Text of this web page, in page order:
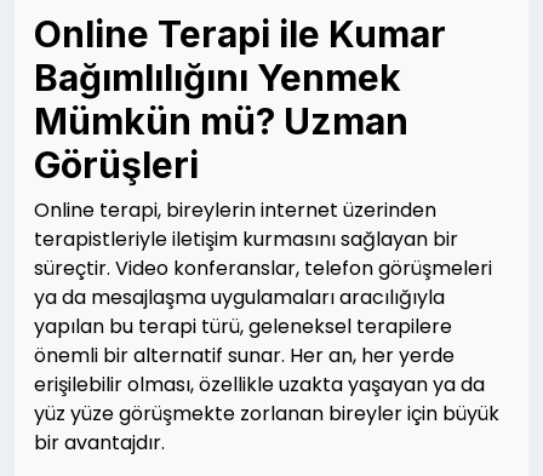
Online Terapi ile Kumar
Bağımlılığını Yenmek
Mümkün mü? Uzman
Görüşleri
Online terapi, bireylerin internet üzerinden
terapistleriyle iletişim kurmasını sağlayan bir
süreçtir. Video konferanslar, telefon görüşmeleri
ya da mesajlaşma uygulamaları aracılığıyla
yapılan bu terapi türü, geleneksel terapilere
önemli bir alternatif sunar. Her an, her yerde
erişilebilir olması, özellikle uzakta yaşayan ya da
yüz yüze görüşmekte zorlanan bireyler için büyük
bir avantajdır.